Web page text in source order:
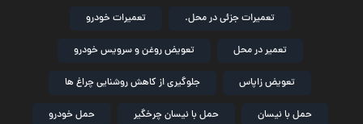
تعمیرات جزئی در محل. تعمیرات خودرو
تعمیر در محل تعویض روغن و سرویس خودرو
تعویض زاپاس جلوگیری از کاهش روشنایی چراغ ها
حمل با نیسان حمل با نیسان چرخگیر حمل خودرو